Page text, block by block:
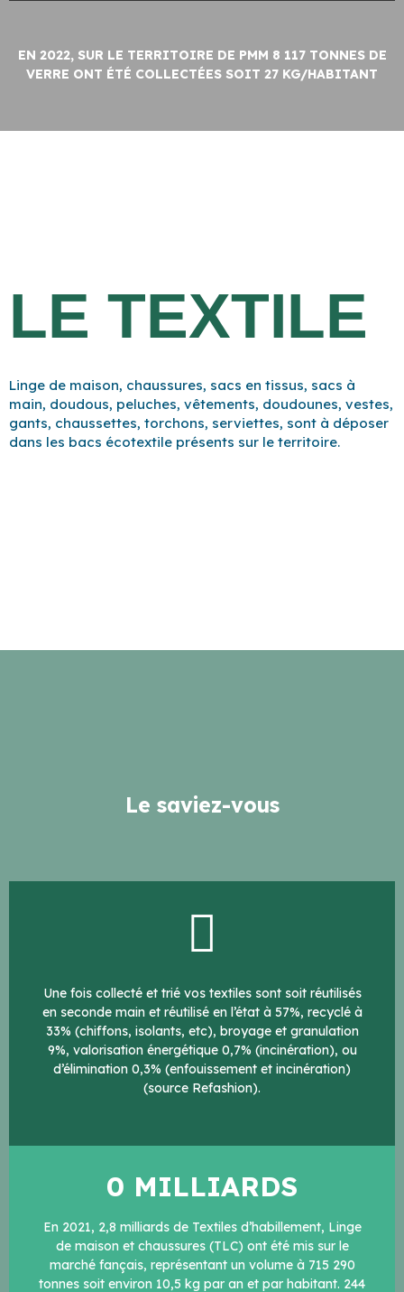
EN 2022, SUR LE TERRITOIRE DE PMM 8 117 TONNES DE
VERRE ONT ÉTÉ COLLECTÉES SOIT 27 KG/HABITANT
LE TEXTILE
Linge de maison, chaussures, sacs en tissus, sacs à
main, doudous, peluches, vêtements, doudounes, vestes,
gants, chaussettes, torchons, serviettes, sont à déposer
dans les bacs écotextile présents sur le territoire.
Le saviez-vous
Une fois collecté et trié vos textiles sont soit réutilisés
en seconde main et réutilisé en l’état à 57%, recyclé à
33% (chiffons, isolants, etc), broyage et granulation
9%, valorisation énergétique 0,7% (incinération), ou
d’élimination 0,3% (enfouissement et incinération)
(source Refashion).
0 MILLIARDS
En 2021, 2,8 milliards de Textiles d’habillement, Linge
de maison et chaussures (TLC) ont été mis sur le
marché fançais, représentant un volume à 715 290
tonnes soit environ 10,5 kg par an et par habitant. 244